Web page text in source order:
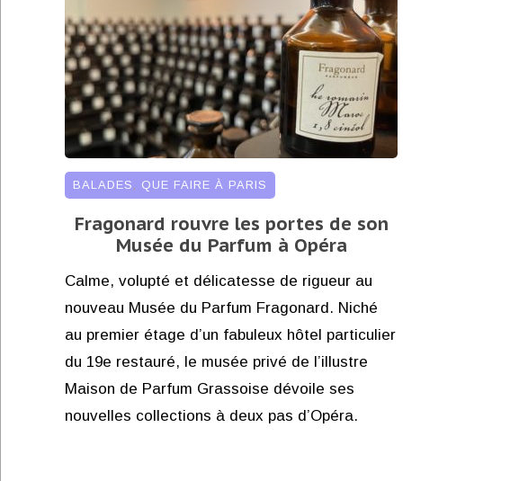
BALADES QUE FAIRE À PARIS
Fragonard rouvre les portes de son
Musée du Parfum à Opéra
Calme, volupté et délicatesse de rigueur au
nouveau Musée du Parfum Fragonard. Niché
au premier étage d’un fabuleux hôtel particulier
du 19e restauré, le musée privé de l’illustre
Maison de Parfum Grassoise dévoile ses
nouvelles collections à deux pas d’Opéra.